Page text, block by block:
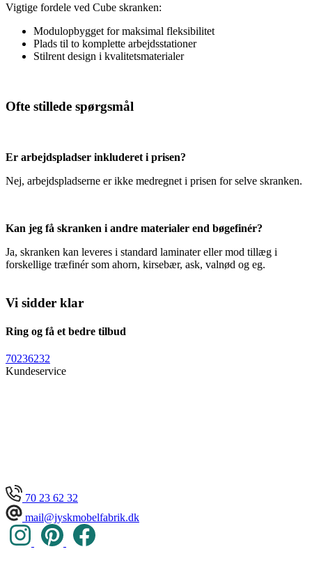
Vigtige fordele ved Cube skranken:
Modulopbygget for maksimal fleksibilitet
Plads til to komplette arbejdsstationer
Stilrent design i kvalitetsmaterialer
Ofte stillede spørgsmål
Er arbejdspladser inkluderet i prisen?
Nej, arbejdspladserne er ikke medregnet i prisen for selve skranken.
Kan jeg få skranken i andre materialer end bøgefinér?
Ja, skranken kan leveres i standard laminater eller mod tillæg i
forskellige træfinér som ahorn, kirsebær, ask, valnød og eg.
Vi sidder klar
Ring og få et bedre tilbud
70236232
Kundeservice
70 23 62 32
mail@jyskmobelfabrik.dk